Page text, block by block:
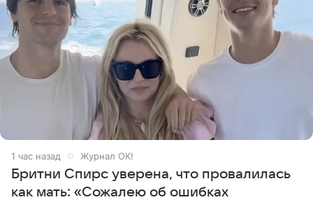
1 час назад Журнал OK!
Бритни Спирс уверена, что провалилась
как мать: «Сожалею об ошибках